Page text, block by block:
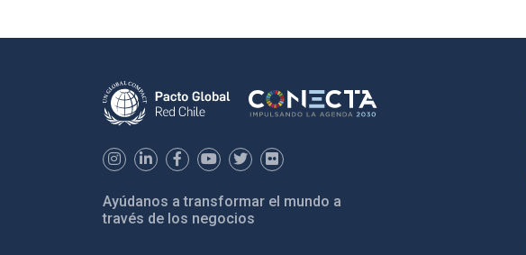
Ayúdanos a transformar el mundo a
través de los negocios